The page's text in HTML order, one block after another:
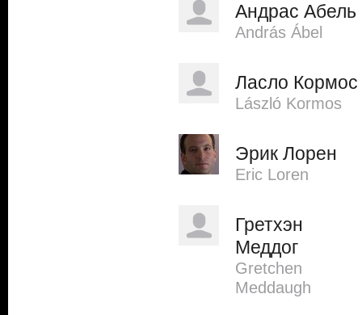
Андрас Абель
András Ábel
Ласло Кормос
László Kormos
Эрик Лорен
Eric Loren
Гретхэн
Меддог
Gretchen
Meddaugh